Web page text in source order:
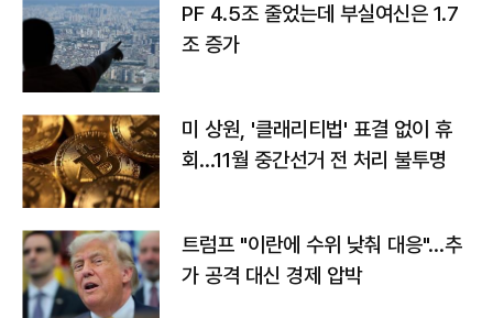
PF 4.5조 줄었는데 부실여신은 1.7
조 증가
미 상원, '클래리티법' 표결 없이 휴
회…11월 중간선거 전 처리 불투명
트럼프 "이란에 수위 낮춰 대응"…추
가 공격 대신 경제 압박